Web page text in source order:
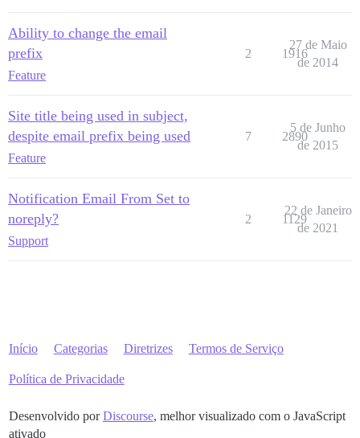
Ability to change the email
prefix
Feature
2 1916
27 de Maio
de 2014
Site title being used in subject,
despite email prefix being used
Feature
7 2890
5 de Junho
de 2015
Notification Email From Set to
noreply?
Support
2 1129
22 de Janeiro
de 2021
Início Categorias Diretrizes Termos de Serviço
Política de Privacidade
Desenvolvido porDiscourse, melhor visualizado com o JavaScript
ativado